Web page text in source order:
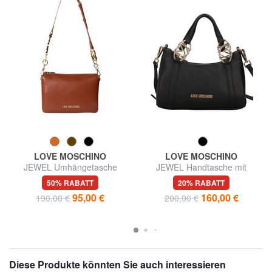
LOVE MOSCHINO
JEWEL Umhängetasche
50% RABATT
190,00 € 95,00 €
LOVE MOSCHINO
JEWEL Handtasche mit
Schulterriemen
20% RABATT
200,00 € 160,00 €
Diese Produkte könnten Sie auch interessieren